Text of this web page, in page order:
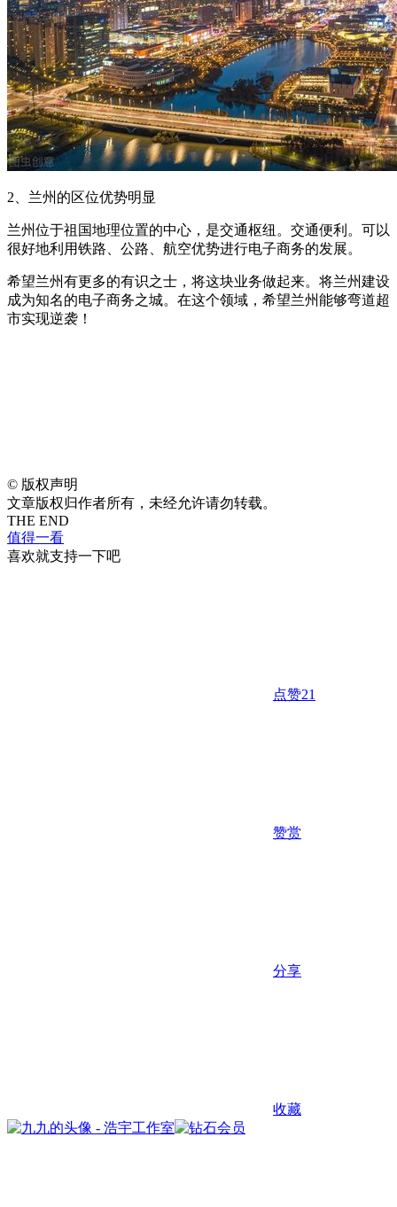
2、兰州的区位优势明显
兰州位于祖国地理位置的中心，是交通枢纽。交通便利。可以
很好地利用铁路、公路、航空优势进行电子商务的发展。
希望兰州有更多的有识之士，将这块业务做起来。将兰州建设
成为知名的电子商务之城。在这个领域，希望兰州能够弯道超
市实现逆袭！
© 版权声明
文章版权归作者所有，未经允许请勿转载。
THE END
值得一看
喜欢就支持一下吧
点赞21
赞赏
分享
收藏